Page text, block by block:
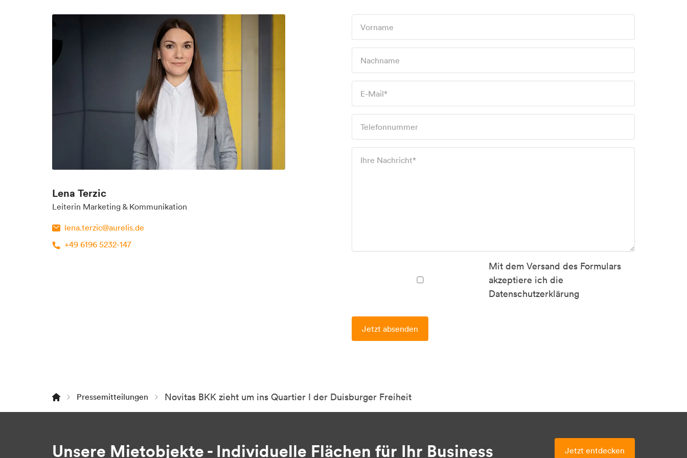
Lena Terzic
Leiterin Marketing & Kommunikation
lena.terzic@aurelis.de
+49 6196 5232-147
Mit dem Versand des Formulars
akzeptiere ich die
Datenschutzerklärung
Pressemitteilungen Novitas BKK zieht um ins Quartier I der Duisburger Freiheit
Unsere Mietobjekte - Individuelle Flächen für Ihr Business Jetzt entdecken